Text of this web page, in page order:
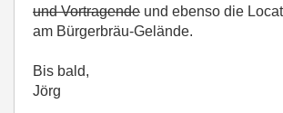
und Vortragende und ebenso die
am Bürgerbräu-Gelände.
Bis bald,
Jörg